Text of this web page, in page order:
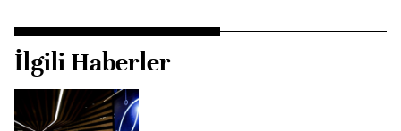
İlgili Haberler